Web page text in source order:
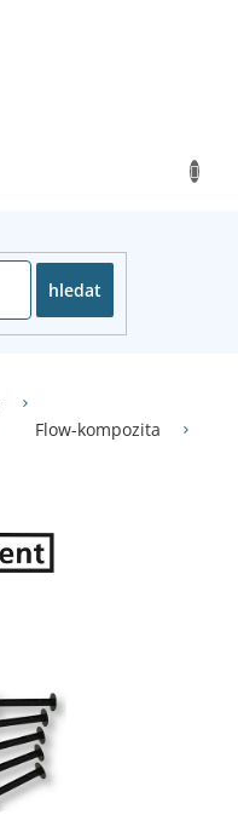
hledat
Flow-kompozita